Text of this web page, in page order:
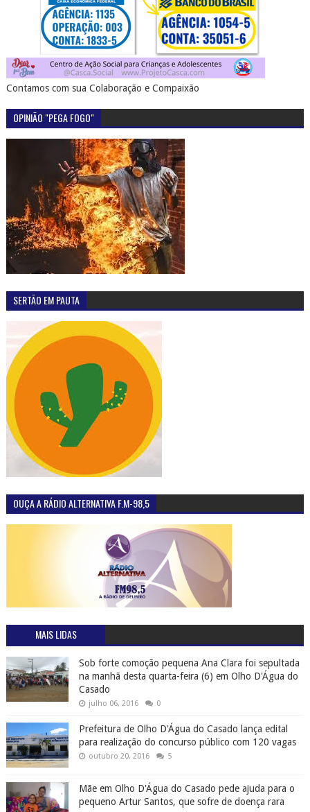
Contamos com sua Colaboração e Compaixão
OPINIÃO "PEGA FOGO"
SERTÃO EM PAUTA
OUÇA A RÁDIO ALTERNATIVA F.M-98,5
MAIS LIDAS
Sob forte comoção pequena Ana Clara foi sepultada
na manhã desta quarta-feira (6) em Olho D'Água do
Casado
julho 06, 2016 0
Prefeitura de Olho D'Água do Casado lança edital
para realização do concurso público com 120 vagas
outubro 20, 2016 5
Mãe em Olho D'Água do Casado pede ajuda para o
pequeno Artur Santos, que sofre de doença rara